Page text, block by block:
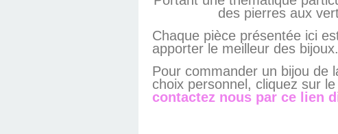
des pierres aux
Chaque pièce présentée ici
apporter le meilleur des bijoux.
Pour commander un bijou de
choix personnel, cliquez sur
contactez nous par ce lien